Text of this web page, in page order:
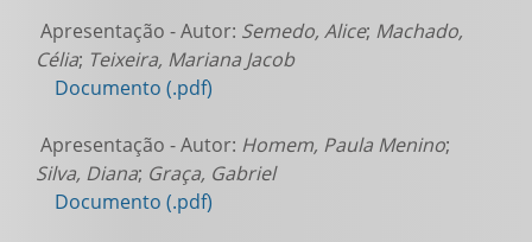
Apresentação - Autor: Semedo, Alice; Machado,
Célia; Teixeira, Mariana Jacob
Documento (.pdf)
Apresentação - Autor: Homem, Paula Menino;
Silva, Diana; Graça, Gabriel
Documento (.pdf)